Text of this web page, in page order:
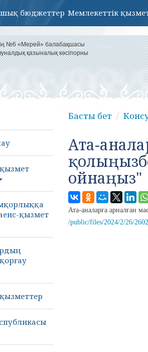
бюджеттер Мемлекеттік
№6 «Мерей» балабақшасы
қазыналық кәсіпорны
қызмет
Басты бет
Ата-
ойнаңыз"
Ата-аналарға арналған
/public/files/2024/2/26/